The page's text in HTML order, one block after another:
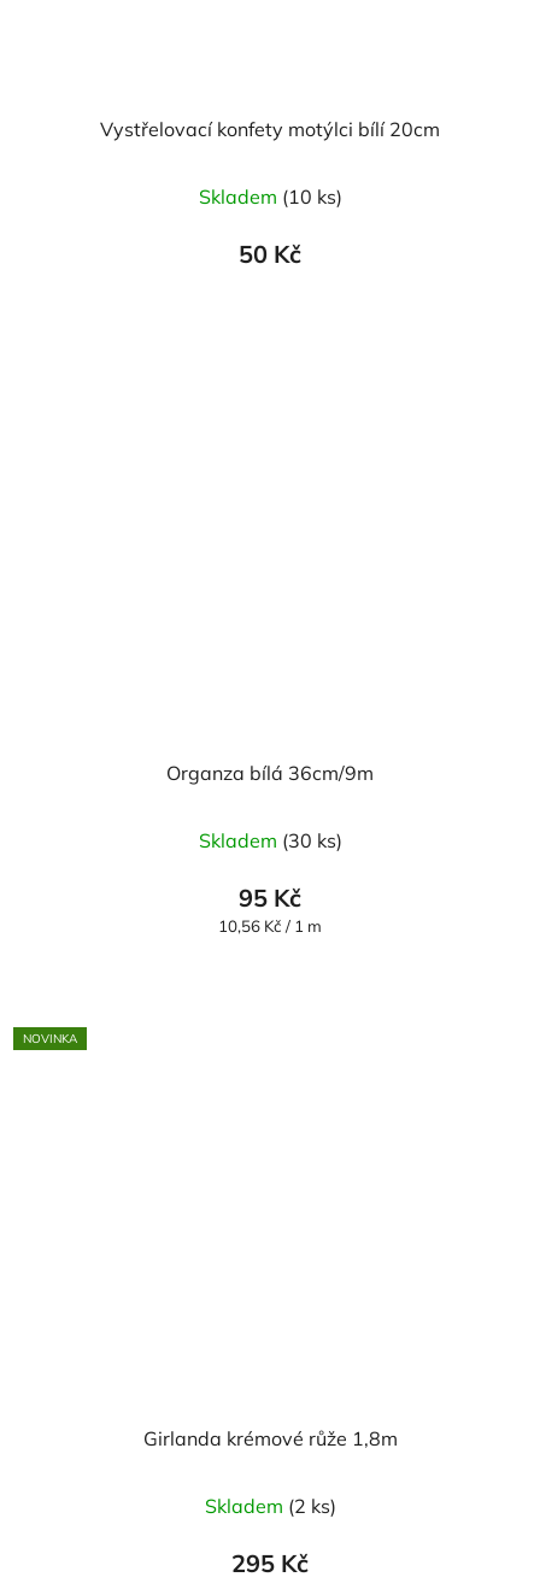
Vystřelovací konfety motýlci bílí 20cm
Skladem (10 ks)
50 Kč
Organza bílá 36cm/9m
hodnocení
produktu
je
Skladem (30 ks)
95 Kč
Měrná
10,56 Kč / 1 m
NOVINKA
Girlanda krémové růže 1,8m
Skladem (2 ks)
295 Kč